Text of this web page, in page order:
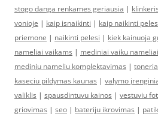
stogo danga renkames geriausia | klinkeris
vonioje | kaip isnaikinti | kaip naikinti
priemone | naikinti pelesi | kiek kainuoja
nameliai vaikams | mediniai vaiku nameliai
mediniu nameliu komplektavimas |
kaseciu pildymas kaunas | valymo
valiklis | spausdintuvu kainos | vestuviu
griovimas | seo | bateriju ikrovimas |